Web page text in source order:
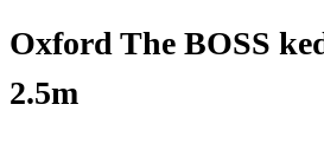
Oxford The BOSS
2.5m